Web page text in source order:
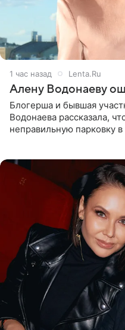
1 час назад Lenta.Ru
Алену Водонаеву
Блогерша и бывшая
Водонаева рассказала,
неправильную парковку